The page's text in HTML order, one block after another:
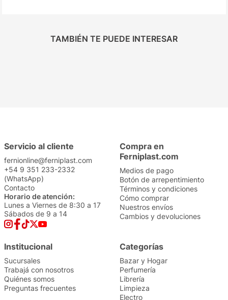
TAMBIÉN TE PUEDE INTERESAR
Servicio al cliente
fernionline@ferniplast.com
+54 9 351 233-2332
(WhatsApp)
Contacto
Horario de atención:
Lunes a Viernes de 8:30 a 17
Sábados de 9 a 14
Compra en
Ferniplast.com
Medios de pago
Botón de arrepentimiento
Términos y condiciones
Cómo comprar
Nuestros envíos
Cambios y devoluciones
Institucional
Sucursales
Trabajá con nosotros
Quiénes somos
Preguntas frecuentes
Categorías
Bazar y Hogar
Perfumería
Librería
Limpieza
Electro